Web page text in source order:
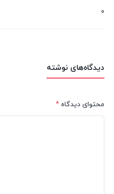
0
دیدگاه‌های نوشته
محتوای دیدگاه *